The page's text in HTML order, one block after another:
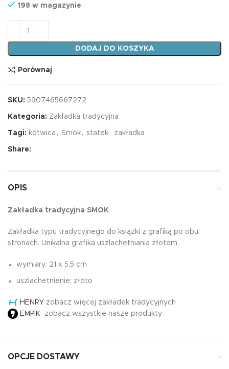
198 w magazynie
ilość Zakładka tradycyjna SMOK
DODAJ DO KOSZYKA
Porównaj
SKU: 5907465667272
Kategoria: Zakładka tradycyjna
Tagi: kotwica , Smok , statek , zakładka
Share:
OPIS
Zakładka tradycyjna SMOK
Zakładka typu tradycyjnego do książki z grafiką po obu
stronach. Unikalna grafika uszlachetniania złotem.
wymiary: 21 x 5,5 cm
uszlachetnienie: złoto
HENRY zobacz więcej zakładek tradycyjnych
EMPIK zobacz wszystkie nasze produkty
OPCJE DOSTAWY